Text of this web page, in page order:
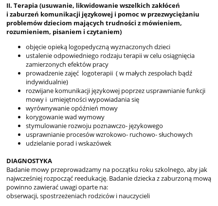
II. Terapia (usuwanie, likwidowanie wszelkich zakłóceń
i zaburzeń komunikacji językowej i pomoc w przezwyciężaniu
problemów dzieciom mających trudności z mówieniem,
rozumieniem, pisaniem i czytaniem)
objęcie opieką logopedyczną wyznaczonych dzieci
ustalenie odpowiedniego rodzaju terapii w celu osiągnięcia
zamierzonych efektów pracy
prowadzenie zajęć logoterapii ( w małych zespołach bądź
indywidualnie)
rozwijane komunikacji językowej poprzez usprawnianie funkcji
mowy i umiejętności wypowiadania się
wyrównywanie opóźnień mowy
korygowanie wad wymowy
stymulowanie rozwoju poznawczo- językowego
usprawnianie procesów wzrokowo- ruchowo- słuchowych
udzielanie porad i wskazówek
DIAGNOSTYKA
Badanie mowy przeprowadzamy na początku roku szkolnego, aby jak
najwcześniej rozpocząć reedukację. Badanie dziecka z zaburzoną mową
powinno zawierać uwagi oparte na:
obserwacji, spostrzeżeniach rodziców i nauczycieli